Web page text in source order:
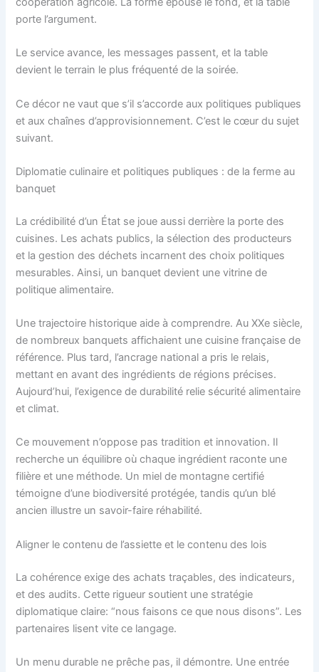
porte l’argument.
Le service avance, les messages passent, et la table
devient le terrain le plus fréquenté de la soirée.
Ce décor ne vaut que s’il s’accorde aux politiques publiques
et aux chaînes d’approvisionnement. C’est le cœur du sujet
suivant.
Diplomatie culinaire et politiques publiques : de la ferme au
banquet
La crédibilité d’un État se joue aussi derrière la porte des
cuisines. Les achats publics, la sélection des producteurs
et la gestion des déchets incarnent des choix politiques
mesurables. Ainsi, un banquet devient une vitrine de
politique alimentaire.
Une trajectoire historique aide à comprendre. Au XXe siècle,
de nombreux banquets affichaient une cuisine française de
référence. Plus tard, l’ancrage national a pris le relais,
mettant en avant des ingrédients de régions précises.
Aujourd’hui, l’exigence de durabilité relie sécurité alimentaire
et climat.
Ce mouvement n’oppose pas tradition et innovation. Il
recherche un équilibre où chaque ingrédient raconte une
filière et une méthode. Un miel de montagne certifié
témoigne d’une biodiversité protégée, tandis qu’un blé
ancien illustre un savoir-faire réhabilité.
Aligner le contenu de l’assiette et le contenu des lois
La cohérence exige des achats traçables, des indicateurs,
et des audits. Cette rigueur soutient une stratégie
diplomatique claire: “nous faisons ce que nous disons”. Les
partenaires lisent vite ce langage.
Un menu durable ne prêche pas, il démontre. Une entrée